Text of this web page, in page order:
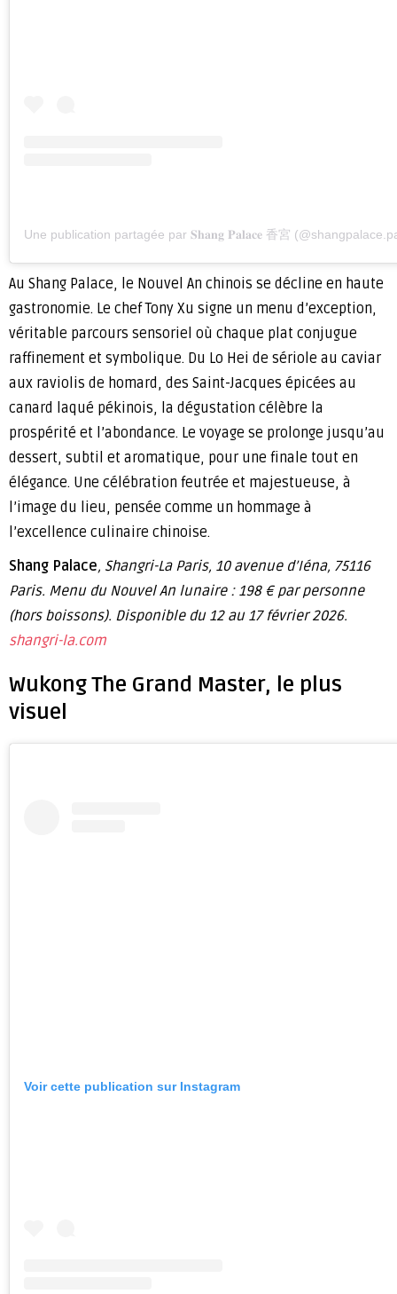
Une publication partagée par 𝐒𝐡𝐚𝐧𝐠 𝐏𝐚𝐥𝐚𝐜𝐞 香宮
Au Shang Palace, le Nouvel An chinois se décline en haute
gastronomie. Le chef Tony Xu signe un menu d’exception,
véritable parcours sensoriel où chaque plat conjugue
raffinement et symbolique. Du Lo Hei de sériole au caviar
aux raviolis de homard, des Saint-Jacques épicées au
canard laqué pékinois, la dégustation célèbre la
prospérité et l’abondance. Le voyage se prolonge jusqu’au
dessert, subtil et aromatique, pour une finale tout en
élégance. Une célébration feutrée et majestueuse, à
l’image du lieu, pensée comme un hommage à
l’excellence culinaire chinoise.
Shang Palace, Shangri-La Paris, 10 avenue d’Iéna, 75116
Paris. Menu du Nouvel An lunaire : 198 € par personne
(hors boissons). Disponible du 12 au 17 février 2026.
shangri-la.com
Wukong The Grand Master, le plus
visuel
Voir cette publication sur Instagram